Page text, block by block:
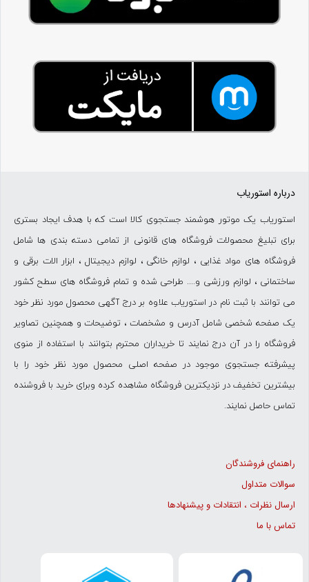
درباره استوریاب
استوریاب یک موتور هوشمند جستجوی کالا است که با هدف ایجاد بستری
برای تبلیغ محصولات فروشگاه های قانونی از تمامی دسته بندی ها شامل
فروشگاه های مواد غذایی ، لوازم خانگی ، لوازم دیجیتال ، ابزار الات برقی و
ساختمانی ، لوازم ورزشی و.... طراحی شده و تمام فروشگاه های سطح کشور
می توانند با ثبت نام در استوریاب علاوه بر درج آگهی محصول مورد نظر خود
یک صفحه شخصی شامل آدرس و مشخصات ، توضیحات و همچنین تصاویر
فروشگاه را در آن درج نمایند تا خریداران محترم بتوانند با استفاده از منوی
پیشرفته جستجوی موجود در صفحه اصلی محصول مورد نظر خود را با
بیشترین تخفیف در نزدیکترین فروشگاه مشاهده کرده وبرای خرید با فروشنده
تماس حاصل نمایند.
راهنمای فروشندگان
سوالات متداول
ارسال نظرات ، انتقادات و پیشنهادها
تماس با ما